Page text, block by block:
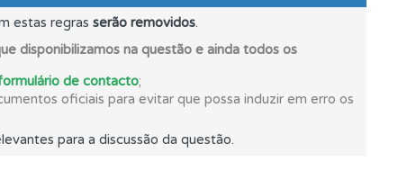
estas regras serão removidos.
disponibilizamos na questão e ainda todos os
de contacto;
oficiais para evitar que possa induzir em erro os
para a discussão da questão.